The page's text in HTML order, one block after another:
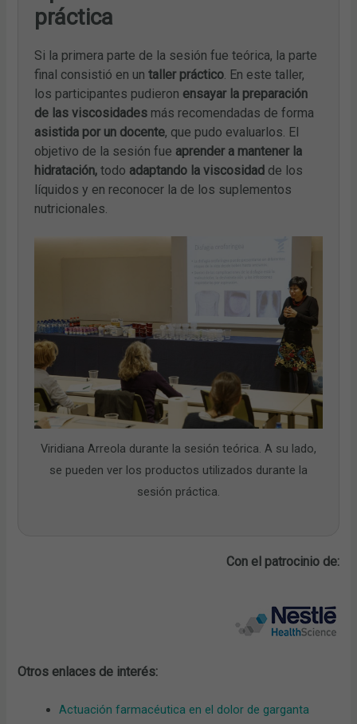
práctica
Si la primera parte de la sesión fue teórica, la parte
final consistió en untaller práctico. En este taller,
los participantes pudieron ensayar la preparación
de las viscosidades más recomendadas de forma
asistida por un docente, que pudo evaluarlos. El
objetivo de la sesión fue aprender a mantener la
hidratación, todo adaptando la viscosidad de los
líquidos y en reconocer la de los suplementos
nutricionales.
Viridiana Arreola durante la sesión teórica. A su lado,
se pueden ver los productos utilizados durante la
sesión práctica.
Con el patrocinio de:
Otros enlaces de interés:
Actuación farmacéutica en el dolor de garganta